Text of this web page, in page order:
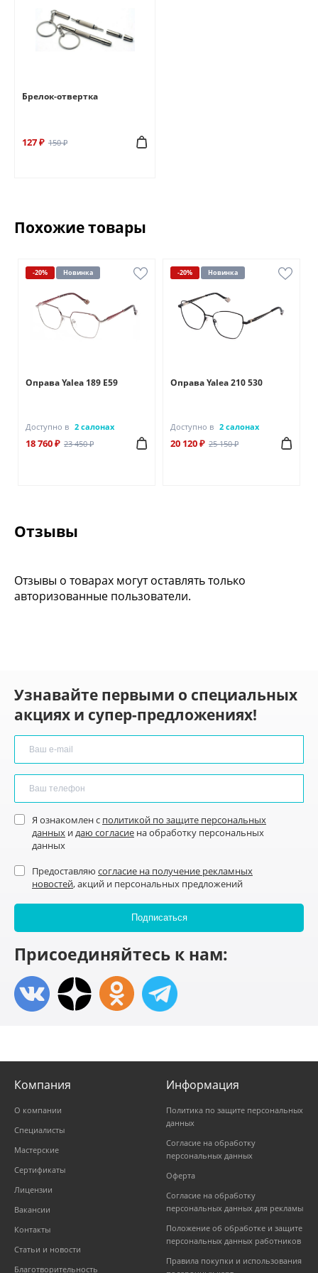
Брелок-отвертка
127 ₽ 150 ₽
Похожие товары
-20% Новинка
Оправа Yalea 189 E59
Доступно в 2 салонах
18 760 ₽ 23 450 ₽
-20% Новинка
Оправа Yalea 210 530
Доступно в 2 салонах
20 120 ₽ 25 150 ₽
Отзывы
Отзывы о товарах могут оставлять только
авторизованные пользователи.
Узнавайте первыми о специальных
акциях и супер-предложениях!
Я ознакомлен с политикой по защите персональных
данных идаю согласие на обработку персональных
данных
Предоставляю согласие на получение рекламных
новостей, акций и персональных предложений
Присоединяйтесь к нам:
Компания
О компании
Специалисты
Мастерские
Сертификаты
Лицензии
Вакансии
Контакты
Статьи и новости
Благотворительность
Информация
Политика по защите персональных
данных
Согласие на обработку
персональных данных
Оферта
Согласие на обработку
персональных данных для рекламы
Положение об обработке и защите
персональных данных работников
Правила покупки и использования